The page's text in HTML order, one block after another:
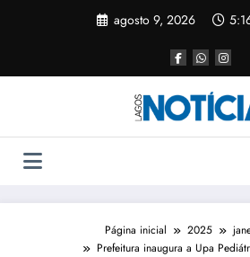
agosto 9, 2026
Página inicial 2025
Prefeitura inaugura a Upa